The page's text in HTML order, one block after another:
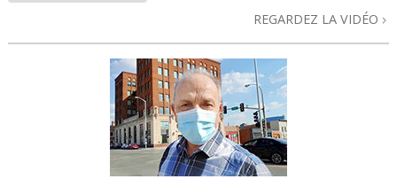
REGARDEZ LA VIDÉO